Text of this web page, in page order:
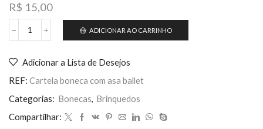
R$ 15,00
Cartela
asa
ballet
ADICIONAR AO CARRINHO
Adicionar a Lista de Desejos
REF: Cartela boneca com asa ballet
Categorias: Bonecas, Brinquedos
Compartilhar: